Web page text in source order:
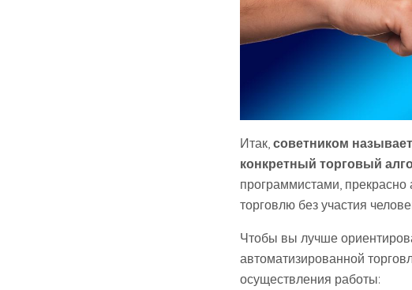
Итак, советником
конкретный торговый
программистами,
торговлю без участия
Чтобы вы лучше
автоматизированной
осуществления работы: